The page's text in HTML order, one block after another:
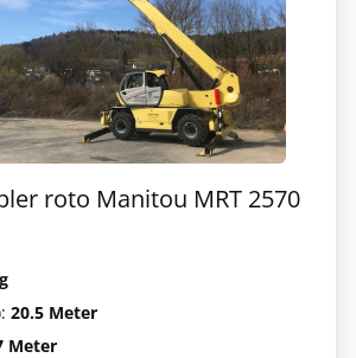
roto Manitou MRT 2570
20.5 Meter
Meter